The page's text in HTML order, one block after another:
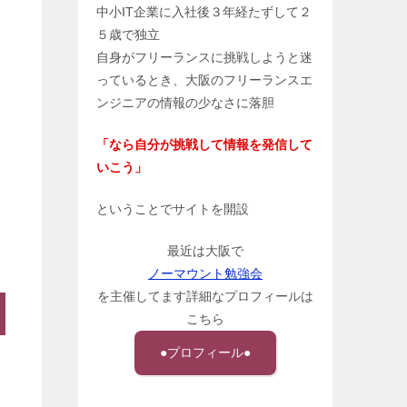
中小IT企業に入社後３年経たずして２
５歳で独立
自身がフリーランスに挑戦しようと迷
っているとき、大阪のフリーランスエ
ンジニアの情報の少なさに落胆
「なら自分が挑戦して情報を発信して
いこう」
ということでサイトを開設
最近は大阪で
ノーマウント勉強会
を主催してます詳細なプロフィールは
こちら
●プロフィール●